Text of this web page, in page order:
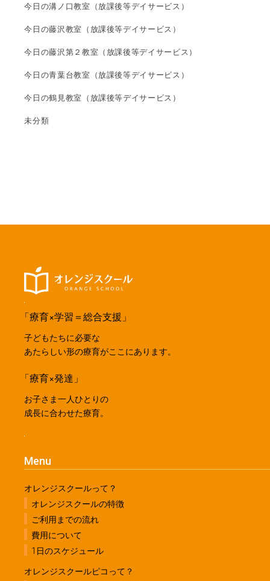
今日の溝ノ口教室（放課後等デイサービス）
今日の藤沢教室（放課後等デイサービス）
今日の藤沢第２教室（放課後等デイサービス）
今日の青葉台教室（放課後等デイサービス）
今日の鶴見教室（放課後等デイサービス）
未分類
「療育×学習＝総合支援」
子どもたちに必要な
あたらしい形の療育がここにあります。
「療育×発達」
お子さま一人ひとりの
成長に合わせた療育。
Menu
オレンジスクールって？
オレンジスクールの特徴
ご利用までの流れ
費用について
1日のスケジュール
オレンジスクールピコって？